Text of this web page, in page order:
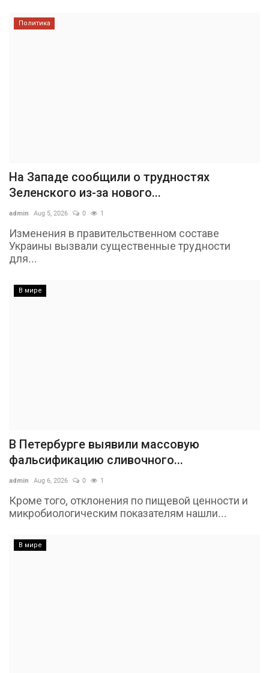
Политика
На Западе сообщили о трудностях
Зеленского из-за нового...
admin Aug 5, 2026 0 1
Изменения в правительственном составе
Украины вызвали существенные трудности
для...
В мире
В Петербурге выявили массовую
фальсификацию сливочного...
admin Aug 6, 2026 0 1
Кроме того, отклонения по пищевой ценности и
микробиологическим показателям нашли...
В мире